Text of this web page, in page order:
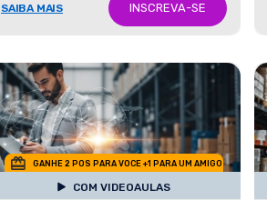
SAIBA MAIS INSCREVA-SE
GANHE 2 POS PARA VOCE +1 PARA UM AMIGO
COM VIDEOAULAS